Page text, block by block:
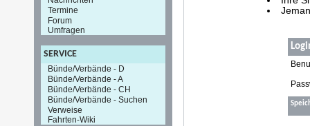
Termine
Forum
Umfragen
SERVICE
Bünde/Verbände - D
Bünde/Verbände - A
Bünde/Verbände - CH
Bünde/Verbände - Suchen
Verweise
Fahrten-Wiki